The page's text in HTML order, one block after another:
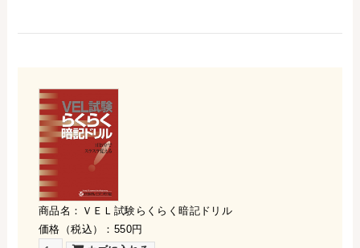
商品名：ＶＥＬ試験らくらく暗記ドリル
価格（税込）：550円